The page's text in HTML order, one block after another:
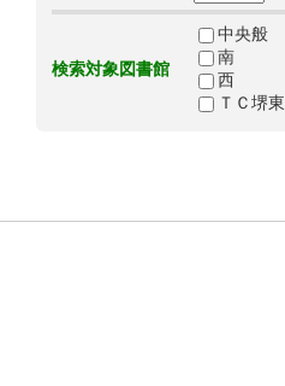
検索対象図書館
中央般
南
西
ＴＣ堺東